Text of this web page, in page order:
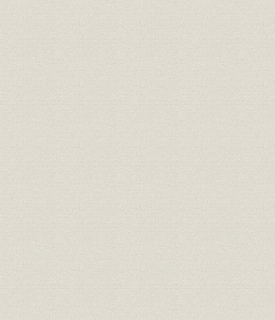
2. 業績の推移
第4章 戦時体制と日本電気(1937~1945年)
第1節 戦時「計画経済化」と通信機械工業
1. 「高度国防国家」建設から戦時経済へ
2. 「国家統制」の導入
3. 戦局に規定された通信「計画経済化」
4. 国民経済の崩壊
第2節 国家統制への対応と住友通信工業への改称
1. ISE社との関係調整
2. トップマネジメントの変遷と住友通信工業への改称
3. 軍部による「統制」下のトップマネジメントと管理機構
第3節 軍需生産への転換と生産現場の混乱